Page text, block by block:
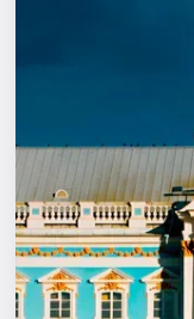
Спорт
События
Города